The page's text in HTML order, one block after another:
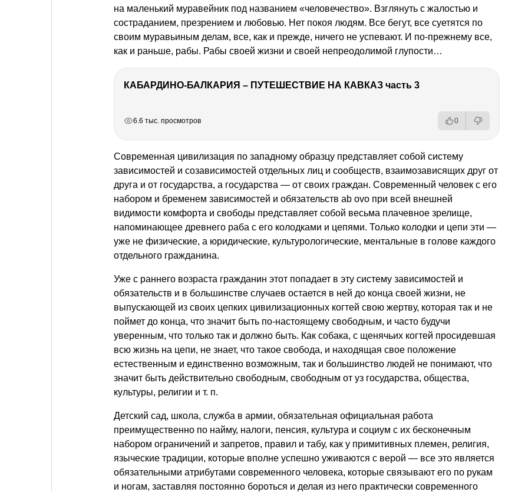
на маленький муравейник под названием «человечество». Взглянуть с жалостью и
состраданием, презрением и любовью. Нет покоя людям. Все бегут, все суетятся по
своим муравьиным делам, все, как и прежде, ничего не успевают. И по-прежнему все,
как и раньше, рабы. Рабы своей жизни и своей непреодолимой глупости…
КАБАРДИНО-БАЛКАРИЯ – ПУТЕШЕСТВИЕ НА КАВКАЗ часть 3
6.6 тыс. просмотров 0
Современная цивилизация по западному образцу представляет собой систему
зависимостей и созависимостей отдельных лиц и сообществ, взаимозависящих друг от
друга и от государства, а государства — от своих граждан. Современный человек с его
набором и бременем зависимостей и обязательств ab ovo при всей внешней
видимости комфорта и свободы представляет собой весьма плачевное зрелище,
напоминающее древнего раба с его колодками и цепями. Только колодки и цепи эти —
уже не физические, а юридические, культурологические, ментальные в голове каждого
отдельного гражданина.
Уже с раннего возраста гражданин этот попадает в эту систему зависимостей и
обязательств и в большинстве случаев остается в ней до конца своей жизни, не
выпускающей из своих цепких цивилизационных когтей свою жертву, которая так и не
поймет до конца, что значит быть по-настоящему свободным, и часто будучи
уверенным, что только так и должно быть. Как собака, с щенячьих когтей просидевшая
всю жизнь на цепи, не знает, что такое свобода, и находящая свое положение
естественным и единственно возможным, так и большинство людей не понимают, что
значит быть действительно свободным, свободным от уз государства, общества,
культуры, религии и т. п.
Детский сад, школа, служба в армии, обязательная официальная работа
преимущественно по найму, налоги, пенсия, культура и социум с их бесконечным
набором ограничений и запретов, правил и табу, как у примитивных племен, религия,
языческие традиции, которые вполне успешно уживаются с верой — все это является
обязательными атрибутами современного человека, которые связывают его по рукам
и ногам, заставляя постоянно бороться и делая из него практически современного